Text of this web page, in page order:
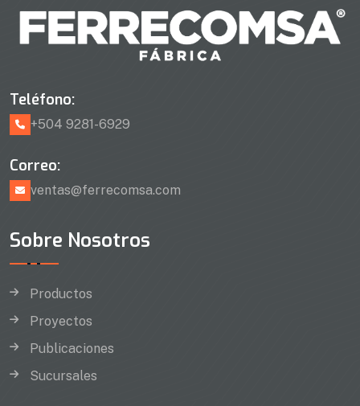
Teléfono:
+504 9281-6929
Correo:
ventas@ferrecomsa.com
Sobre Nosotros
Productos
Proyectos
Publicaciones
Sucursales